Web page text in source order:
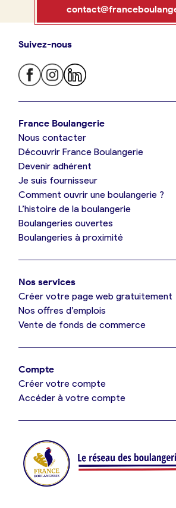
Je trouve ma boulangerie
Je suis boulanger
Je découvre France Boulangerie
Mes tarifs
Je référence ma boulangerie
Offres d’emploi
Je suis fournisseur
Je crée mon compte
Je référence
ma
09 86 23 49 09
Oui, appeler
Non, annuler
Suivez-nous
France Boulangerie
Nous contacter
Découvrir France Boulangerie
Devenir adhérent
Je suis fournisseur
Comment ouvrir une boulangerie ?
L’histoire de la boulangerie
Boulangeries ouvertes
Boulangeries à proximité
Nos services
Créer votre page web gratuitement
Nos offres d’emplois
Vente de fonds de commerce
Compte
Créer votre compte
Accéder à votre compte